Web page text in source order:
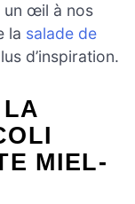
un œil à nos
la salade de
d’inspiration.
MIEL-